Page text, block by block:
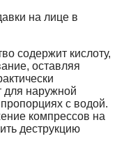
на лице в
содержит кислоту,
оставляя
для наружной
с водой.
компрессов на
деструкцию